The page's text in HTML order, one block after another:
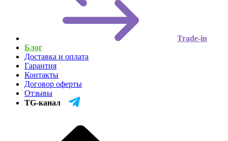
Trade-in
Блог
Доставка и оплата
Гарантия
Контакты
Договор оферты
Отзывы
TG-канал